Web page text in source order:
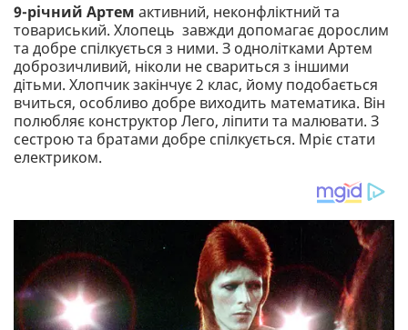
9-річний Артем активний, неконфліктний та
товариський. Хлопець завжди допомагає дорослим
та добре спілкується з ними. З однолітками Артем
доброзичливий, ніколи не свариться з іншими
дітьми. Хлопчик закінчує 2 клас, йому подобається
вчиться, особливо добре виходить математика. Він
полюбляє конструктор Лего, ліпити та малювати. З
сестрою та братами добре спілкується. Мріє стати
електриком.